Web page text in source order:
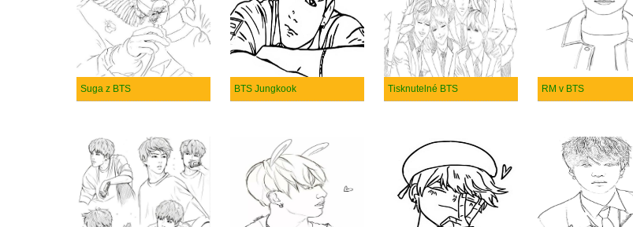
Suga z BTS BTS Jungkook Tisknutelné BTS RM v BTS